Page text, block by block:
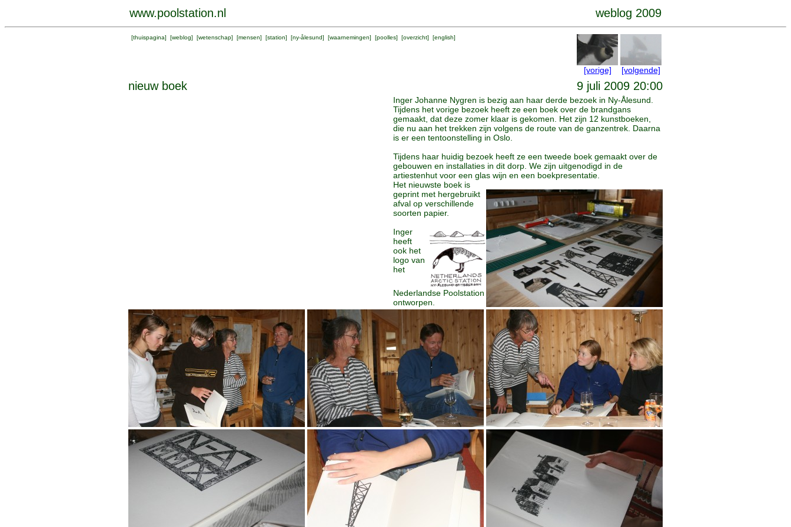
www.poolstation.nl weblog 2009
[thuispagina] [weblog] [wetenschap] [mensen] [station] [ny-ålesund] [waarnemingen] [poolles] [overzicht] [english]
[vorige] [volgende]
nieuw boek 9 juli 2009 20:00
Inger Johanne Nygren is bezig aan haar derde bezoek in Ny-Ålesund.
Tijdens het vorige bezoek heeft ze een boek over de brandgans
gemaakt, dat deze zomer klaar is gekomen. Het zijn 12 kunstboeken,
die nu aan het trekken zijn volgens de route van de ganzentrek. Daarna
is er een tentoonstelling in Oslo.
Tijdens haar huidig bezoek heeft ze een tweede boek gemaakt over de
gebouwen en installaties in dit dorp. We zijn uitgenodigd in de
artiestenhut voor een glas wijn en een boekpresentatie.
Het nieuwste boek is
geprint met hergebruikt
afval op verschillende
soorten papier.
Inger
heeft
ook het
logo van
het
Nederlandse Poolstation
ontworpen.